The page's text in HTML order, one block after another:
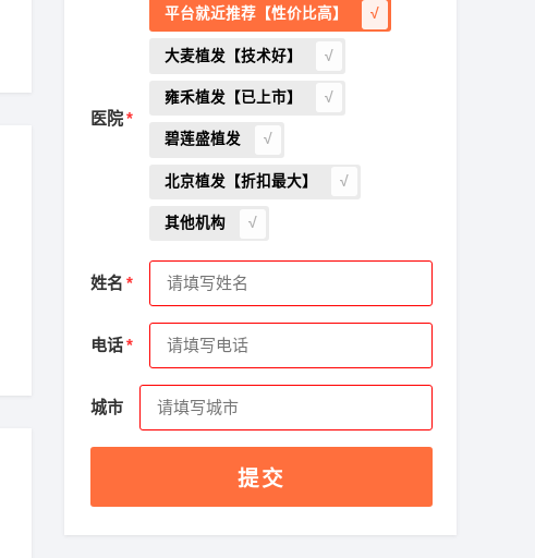
医院
平台就近推荐【性价比高】
大麦植发【技术好】
雍禾植发【已上市】
碧莲盛植发
北京植发【折扣最大】
其他机构
姓名
电话
城市
提交